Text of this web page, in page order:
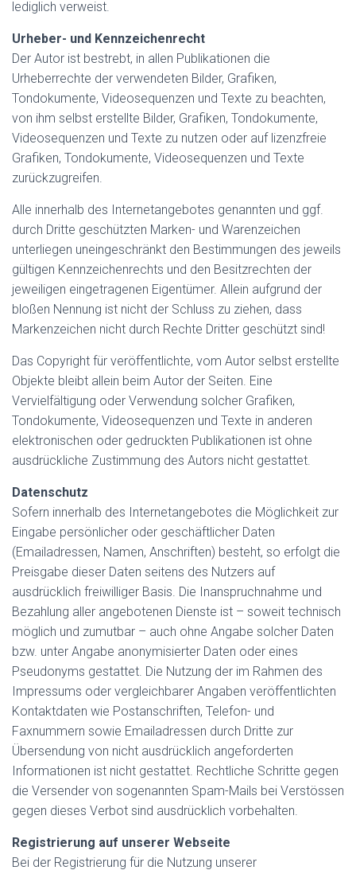
lediglich verweist.
Urheber- und Kennzeichenrecht
Der Autor ist bestrebt, in allen Publikationen die
Urheberrechte der verwendeten Bilder, Grafiken,
Tondokumente, Videosequenzen und Texte zu beachten,
von ihm selbst erstellte Bilder, Grafiken, Tondokumente,
Videosequenzen und Texte zu nutzen oder auf lizenzfreie
Grafiken, Tondokumente, Videosequenzen und Texte
zurückzugreifen.
Alle innerhalb des Internetangebotes genannten und ggf.
durch Dritte geschützten Marken- und Warenzeichen
unterliegen uneingeschränkt den Bestimmungen des jeweils
gültigen Kennzeichenrechts und den Besitzrechten der
jeweiligen eingetragenen Eigentümer. Allein aufgrund der
bloßen Nennung ist nicht der Schluss zu ziehen, dass
Markenzeichen nicht durch Rechte Dritter geschützt sind!
Das Copyright für veröffentlichte, vom Autor selbst erstellte
Objekte bleibt allein beim Autor der Seiten. Eine
Vervielfältigung oder Verwendung solcher Grafiken,
Tondokumente, Videosequenzen und Texte in anderen
elektronischen oder gedruckten Publikationen ist ohne
ausdrückliche Zustimmung des Autors nicht gestattet.
Datenschutz
Sofern innerhalb des Internetangebotes die Möglichkeit zur
Eingabe persönlicher oder geschäftlicher Daten
(Emailadressen, Namen, Anschriften) besteht, so erfolgt die
Preisgabe dieser Daten seitens des Nutzers auf
ausdrücklich freiwilliger Basis. Die Inanspruchnahme und
Bezahlung aller angebotenen Dienste ist – soweit technisch
möglich und zumutbar – auch ohne Angabe solcher Daten
bzw. unter Angabe anonymisierter Daten oder eines
Pseudonyms gestattet. Die Nutzung der im Rahmen des
Impressums oder vergleichbarer Angaben veröffentlichten
Kontaktdaten wie Postanschriften, Telefon- und
Faxnummern sowie Emailadressen durch Dritte zur
Übersendung von nicht ausdrücklich angeforderten
Informationen ist nicht gestattet. Rechtliche Schritte gegen
die Versender von sogenannten Spam-Mails bei Verstössen
gegen dieses Verbot sind ausdrücklich vorbehalten.
Registrierung auf unserer Webseite
Bei der Registrierung für die Nutzung unserer